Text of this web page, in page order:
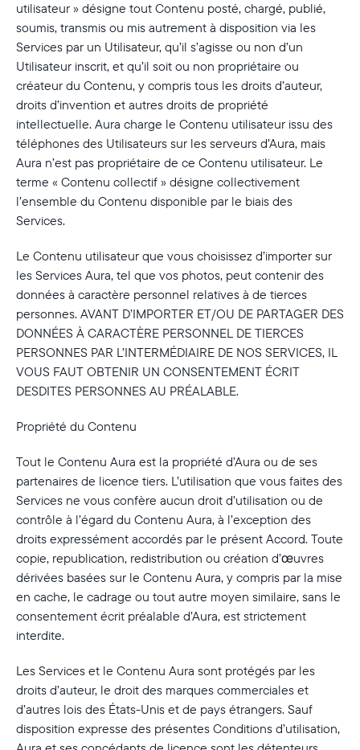
utilisateur » désigne tout Contenu posté, chargé, publié,
soumis, transmis ou mis autrement à disposition via les
Services par un Utilisateur, qu’il s’agisse ou non d’un
Utilisateur inscrit, et qu’il soit ou non propriétaire ou
créateur du Contenu, y compris tous les droits d’auteur,
droits d’invention et autres droits de propriété
intellectuelle. Aura charge le Contenu utilisateur issu des
téléphones des Utilisateurs sur les serveurs d’Aura, mais
Aura n’est pas propriétaire de ce Contenu utilisateur. Le
terme « Contenu collectif » désigne collectivement
l’ensemble du Contenu disponible par le biais des
Services.
Le Contenu utilisateur que vous choisissez d’importer sur
les Services Aura, tel que vos photos, peut contenir des
données à caractère personnel relatives à de tierces
personnes. AVANT D’IMPORTER ET/OU DE PARTAGER DES
DONNÉES À CARACTÈRE PERSONNEL DE TIERCES
PERSONNES PAR L’INTERMÉDIAIRE DE NOS SERVICES, IL
VOUS FAUT OBTENIR UN CONSENTEMENT ÉCRIT
DESDITES PERSONNES AU PRÉALABLE.
Propriété du Contenu
Tout le Contenu Aura est la propriété d’Aura ou de ses
partenaires de licence tiers. L’utilisation que vous faites des
Services ne vous confère aucun droit d’utilisation ou de
contrôle à l’égard du Contenu Aura, à l’exception des
droits expressément accordés par le présent Accord. Toute
copie, republication, redistribution ou création d’œuvres
dérivées basées sur le Contenu Aura, y compris par la mise
en cache, le cadrage ou tout autre moyen similaire, sans le
consentement écrit préalable d’Aura, est strictement
interdite.
Les Services et le Contenu Aura sont protégés par les
droits d’auteur, le droit des marques commerciales et
d’autres lois des États-Unis et de pays étrangers. Sauf
disposition expresse des présentes Conditions d’utilisation,